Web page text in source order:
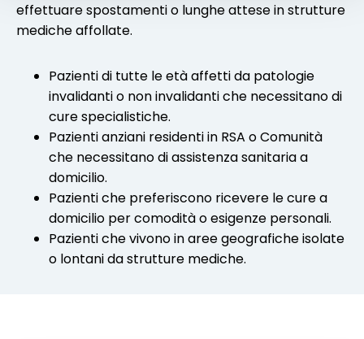
effettuare spostamenti o lunghe attese in strutture
mediche affollate.
Pazienti di tutte le età affetti da patologie
invalidanti o non invalidanti che necessitano di
cure specialistiche.
Pazienti anziani residenti in RSA o Comunità
che necessitano di assistenza sanitaria a
domicilio.
Pazienti che preferiscono ricevere le cure a
domicilio per comodità o esigenze personali.
Pazienti che vivono in aree geografiche isolate
o lontani da strutture mediche.